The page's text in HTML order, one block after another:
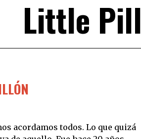
Little Pill
acordamos todos. Lo que quizá